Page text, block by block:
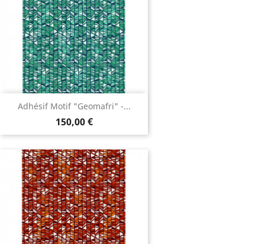
Adhésif Motif "Geomafri" -...
150,00 €